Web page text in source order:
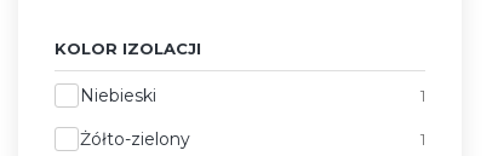
KOLOR IZOLACJI
Kolor izolacji
Niebieski 1
Żółto-zielony 1